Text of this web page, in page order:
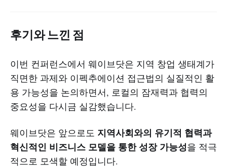
후기와 느낀 점
이번 컨퍼런스에서 웨이브닷은 지역 창업 생태계가
직면한 과제와 이펙추에이션 접근법의 실질적인 활
용 가능성을 논의하면서, 로컬의 잠재력과 협력의
중요성을 다시금 실감했습니다.
웨이브닷은 앞으로도 지역사회와의 유기적 협력과
혁신적인 비즈니스 모델을 통한 성장 가능성을 적극
적으로 모색할 예정입니다.